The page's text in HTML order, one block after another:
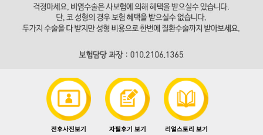
전후사진보기 자필후기 보기 리얼스토리 보기